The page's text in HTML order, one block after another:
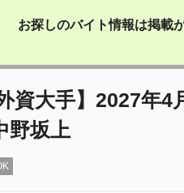
お探しのバイト情報は掲載
資大手】2027年
野坂上